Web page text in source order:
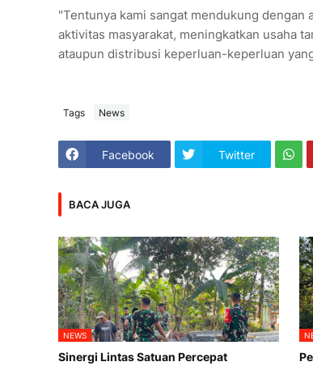
"Tentunya kami sangat mendukung dengan
aktivitas masyarakat, meningkatkan usaha
ataupun distribusi keperluan-keperluan
Tags News
Facebook Twitter
BACA JUGA
NEWS
Sinergi Lintas Satuan Percepat